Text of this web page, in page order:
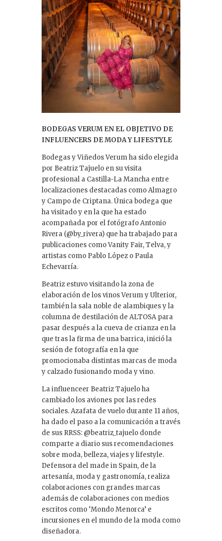
BODEGAS VERUM EN EL OBJETIVO DE
INFLUENCERS DE MODA Y LIFESTYLE
Bodegas y Viñedos Verum ha sido elegida
por Beatriz Tajuelo en su visita
profesional a Castilla-La Mancha entre
localizaciones destacadas como Almagro
y Campo de Criptana. Única bodega que
ha visitado y en la que ha estado
acompañada por el fotógrafo Antonio
Rivera (@by_rivera) que ha trabajado para
publicaciones como Vanity Fair, Telva, y
artistas como Pablo López o Paula
Echevarría.
Beatriz estuvo visitando la zona de
elaboración de los vinos Verum y Ulterior,
también la sala noble de alambiques y la
columna de destilación de ALTOSA para
pasar después a la cueva de crianza en la
que tras la firma de una barrica, inició la
sesión de fotografía en la que
promocionaba distintas marcas de moda
y calzado fusionando moda y vino.
La influenceer Beatriz Tajuelo ha
cambiado los aviones por las redes
sociales. Azafata de vuelo durante 11 años,
ha dado el paso a la comunicación a través
de sus RRSS: @beatriz_tajuelo donde
comparte a diario sus recomendaciones
sobre moda, belleza, viajes y lifestyle.
Defensora del made in Spain, de la
artesanía, moda y gastronomía, realiza
colaboraciones con grandes marcas
además de colaboraciones con medios
escritos como ‘Mondo Menorca’ e
incursiones en el mundo de la moda como
diseñadora.